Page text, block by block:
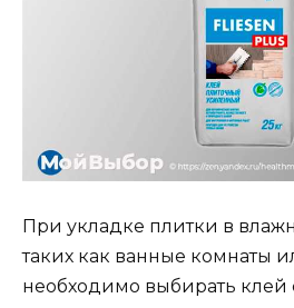
При укладке плитки в
таких как ванные комнаты
необходимо выбирать клей